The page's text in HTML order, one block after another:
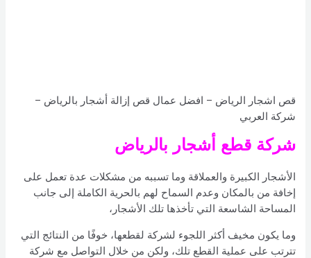
قص اشجار الرياض – افضل عمال قص إزالة أشجار بالرياض –
شركة العربي
شركة قطع أشجار بالرياض
الأشجار الكبيرة والعملاقة وما تسببه من مشكلات عدة تعمل على
إخافة من بالمكان وعدم السماح لهم بالحرية الكاملة إلى جانب
المساحة الشاسعة التي تأخذها تلك الأشجار،
وما يكون مخيف أكثر اللجوء لشركة لقطعها، خوفًا من النتائج التي
تترتب على عملية القطع تلك، ولكن من خلال التواصل مع شركة